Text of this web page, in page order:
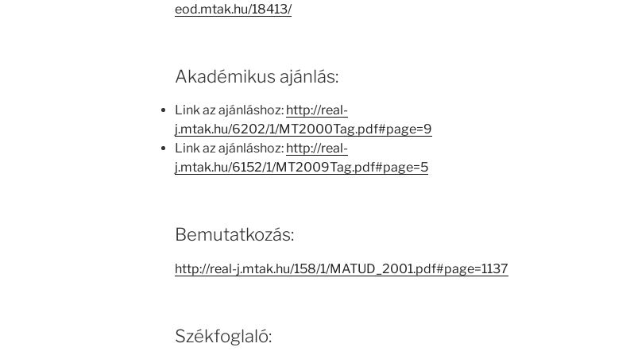
eod.mtak.hu/18413/
Akadémikus ajánlás:
Link az ajánláshoz: http://real-
j.mtak.hu/6202/1/MT2000Tag.pdf#page=9
Link az ajánláshoz: http://real-
j.mtak.hu/6152/1/MT2009Tag.pdf#page=5
Bemutatkozás:
http://real-j.mtak.hu/158/1/MATUD_2001.pdf#page=1137
Székfoglaló: